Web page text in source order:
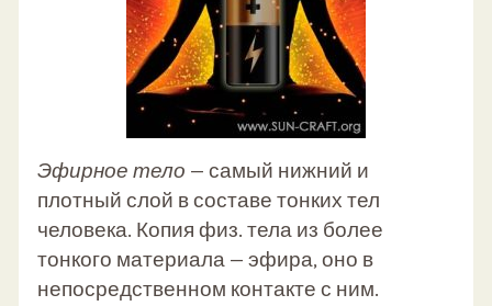
Эфирное тело — самый нижний и
плотный слой в составе тонких тел
человека. Копия физ. тела из более
тонкого материала — эфира, оно в
непосредственном контакте с ним.